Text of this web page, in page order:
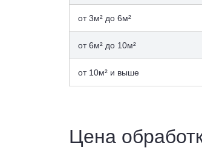
от 3м² до 6м²
от 6м² до 10м²
от 10м² и выше
Цена